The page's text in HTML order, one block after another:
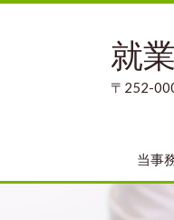
就
〒252-
当事